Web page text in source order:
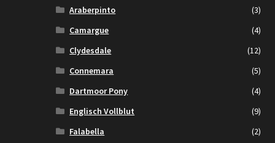
Araberpinto
(3)
Camargue
(4)
Clydesdale
(12)
Connemara
(5)
Dartmoor Pony
(4)
Englisch Vollblut
(9)
Falabella
(2)